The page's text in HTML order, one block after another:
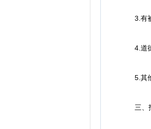
3.有被
4.道德
5.其他
三、招